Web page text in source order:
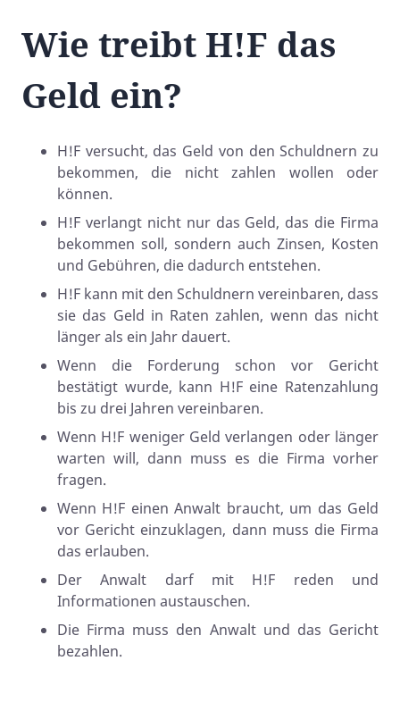
Wie treibt H!F das
Geld ein?
H!F versucht, das Geld von den Schuldnern zu
bekommen, die nicht zahlen wollen oder
können.
H!F verlangt nicht nur das Geld, das die Firma
bekommen soll, sondern auch Zinsen, Kosten
und Gebühren, die dadurch entstehen.
H!F kann mit den Schuldnern vereinbaren, dass
sie das Geld in Raten zahlen, wenn das nicht
länger als ein Jahr dauert.
Wenn die Forderung schon vor Gericht
bestätigt wurde, kann H!F eine Ratenzahlung
bis zu drei Jahren vereinbaren.
Wenn H!F weniger Geld verlangen oder länger
warten will, dann muss es die Firma vorher
fragen.
Wenn H!F einen Anwalt braucht, um das Geld
vor Gericht einzuklagen, dann muss die Firma
das erlauben.
Der Anwalt darf mit H!F reden und
Informationen austauschen.
Die Firma muss den Anwalt und das Gericht
bezahlen.